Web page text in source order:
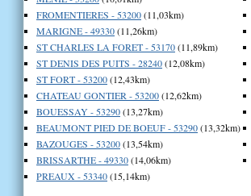
FROMENTIERES - 53200(11,03km)
MARIGNE - 49330(11,26km)
ST CHARLES LA FORET - 53170(11,89km)
ST DENIS DES PUITS - 28240(12,08km)
ST FORT - 53200(12,43km)
CHATEAU GONTIER - 53200(12,62km)
BOUESSAY - 53290(13,27km)
BEAUMONT PIED DE BOEUF - 53290(13,32km)
BAZOUGES - 53200(13,54km)
BRISSARTHE - 49330(14,06km)
PREAUX - 53340(15,14km)